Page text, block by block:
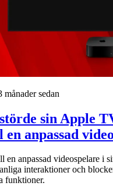
månader sedan
sin Apple
anpassad
en anpassad videospelare i
interaktioner och
funktioner.